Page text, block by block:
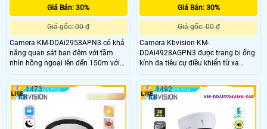
Giá Bán: 30%
Giá gốc: 00 ₫
Camera KM-DDAi2958APN3 có khả
năng quan sát ban đêm với tầm
nhìn hồng ngoại lên đến 150m với
điều chỉnh thông minh dựa trên
khoảng cách vật thể và khả năng
thu phóng ống kính cho phép người
dùng quan sát chi tiết ngay cả trong
điều kiện ánh sáng yếu. Camera KM-
DDAi2958APN3 cũng được trang bị
Giá Bán: 30%
Giá gốc: 00 ₫
Camera Kbvision KM-
DDAi4928AGPN3 được trang bị ống
kính đa tiêu cự điều khiển từ xa
zoom 32X với khoảng tiêu cự từ 4.
8mm đến 154mm cho phép người
dùng điều chỉnh góc nhìn và thu
và từ xa.
1473 1492